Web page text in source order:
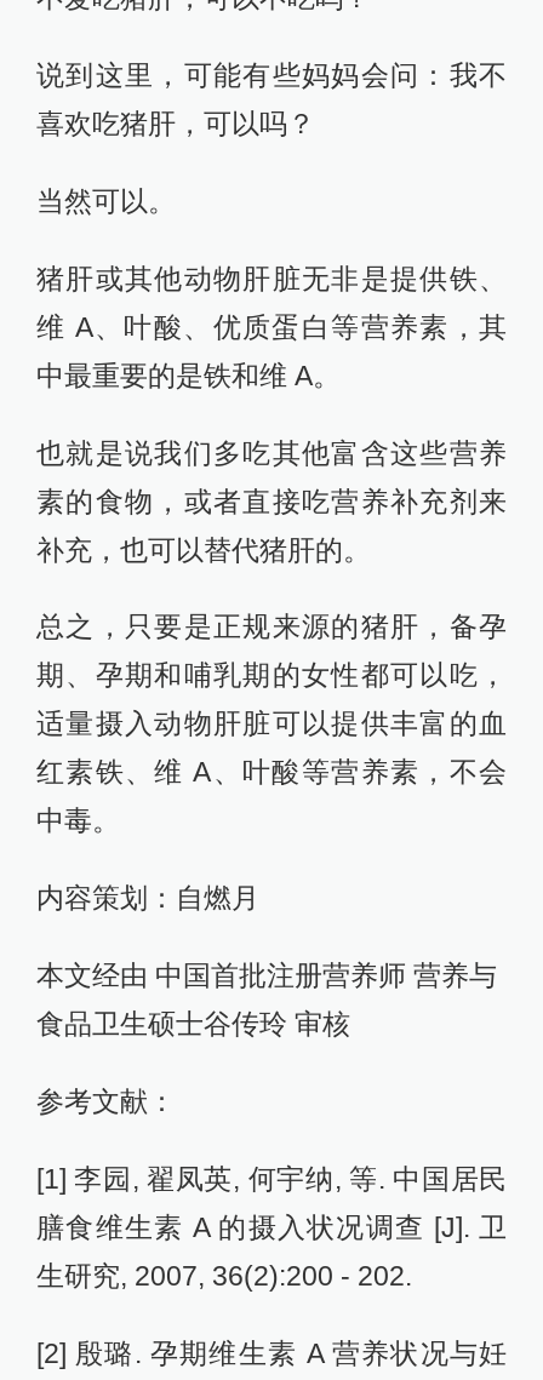
说到这里，可能有些妈妈会问：我不
喜欢吃猪肝，可以吗？
当然可以。
猪肝或其他动物肝脏无非是提供铁、
维 A、叶酸、优质蛋白等营养素，其
中最重要的是铁和维 A。
也就是说我们多吃其他富含这些营养
素的食物，或者直接吃营养补充剂来
补充，也可以替代猪肝的。
总之，只要是正规来源的猪肝，备孕
期、孕期和哺乳期的女性都可以吃，
适量摄入动物肝脏可以提供丰富的血
红素铁、维 A、叶酸等营养素，不会
中毒。
内容策划：自燃月
本文经由 中国首批注册营养师 营养与
食品卫生硕士谷传玲 审核
参考文献：
[1] 李园, 翟凤英, 何宇纳, 等. 中国居民
膳食维生素 A 的摄入状况调查 [J]. 卫
生研究, 2007, 36(2):200 - 202.
[2] 殷璐. 孕期维生素 A 营养状况与妊